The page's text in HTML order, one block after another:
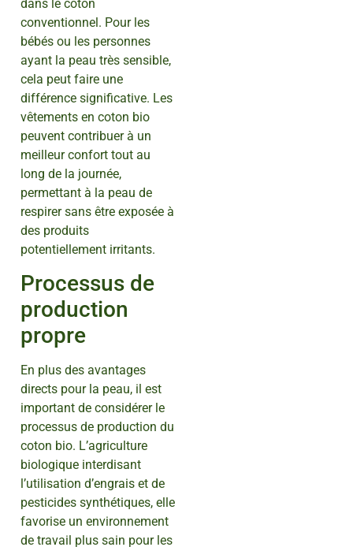
dans le coton
conventionnel. Pour les
bébés ou les personnes
ayant la peau très sensible,
cela peut faire une
différence significative. Les
vêtements en coton bio
peuvent contribuer à un
meilleur confort tout au
long de la journée,
permettant à la peau de
respirer sans être exposée à
des produits
potentiellement irritants.
Processus de
production
propre
En plus des avantages
directs pour la peau, il est
important de considérer le
processus de production du
coton bio. L’agriculture
biologique interdisant
l’utilisation d’engrais et de
pesticides synthétiques, elle
favorise un environnement
de travail plus sain pour les